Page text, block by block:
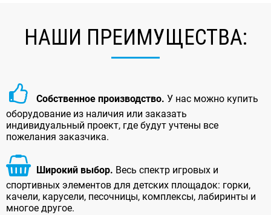
НАШИ ПРЕИМУЩЕСТВА:
Собственное производство. У нас можно купить
оборудование из наличия или заказать
индивидуальный проект, где будут учтены все
пожелания заказчика.
Широкий выбор. Весь спектр игровых и
спортивных элементов для детских площадок: горки,
качели, карусели, песочницы, комплексы, лабиринты и
многое другое.